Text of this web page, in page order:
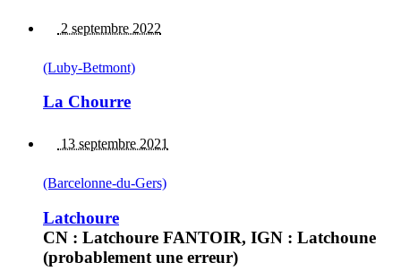
2 septembre 2022
(Luby-Betmont)
La Chourre
13 septembre 2021
(Barcelonne-du-Gers)
Latchoure
CN : Latchoure FANTOIR, IGN : Latchoune
(probablement une erreur)